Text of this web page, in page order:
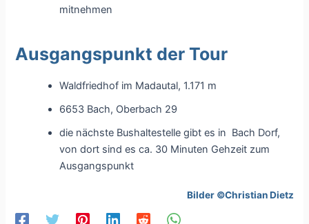
mitnehmen
Ausgangspunkt der Tour
Waldfriedhof im Madautal, 1.171 m
6653 Bach, Oberbach 29
die nächste Bushaltestelle gibt es in Bach Dorf,
von dort sind es ca. 30 Minuten Gehzeit zum
Ausgangspunkt
Bilder ©Christian Dietz